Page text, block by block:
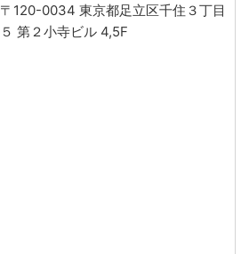
〒120-0034 東京都足立区千住３丁目
５ 第２小寺ビル 4,5F